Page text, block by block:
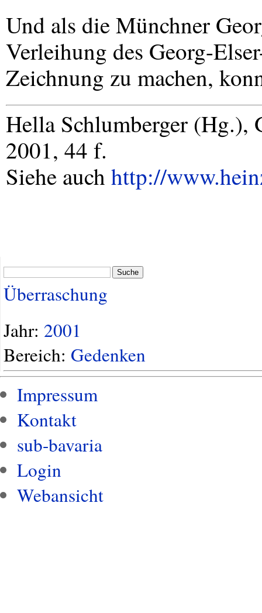
Und als die Münchner
Verleihung des Georg-
Zeichnung zu machen,
Hella Schlumberger (Hg.),
2001, 44 f.
Siehe auch http://
Suche
Überraschung
Jahr: 2001
Bereich: Gedenken
Impressum
Kontakt
sub-bavaria
Login
Webansicht